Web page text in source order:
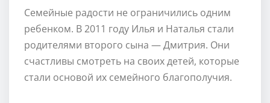
Семейные радости не ограничились одним
ребенком. В 2011 году Илья и Наталья стали
родителями второго сына — Дмитрия. Они
счастливы смотреть на своих детей, которые
стали основой их семейного благополучия.